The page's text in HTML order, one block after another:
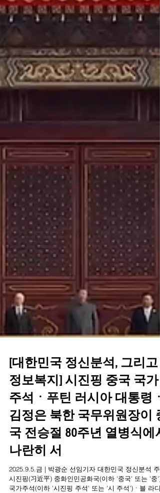
[대한민국 정신분석, 그리고
정보복지] 시진핑 중국 국가
주석ㆍ푸틴 러시아 대통령ㆍ
김정은 북한 국무위원장이
국 전승절 80주년 열병식에서